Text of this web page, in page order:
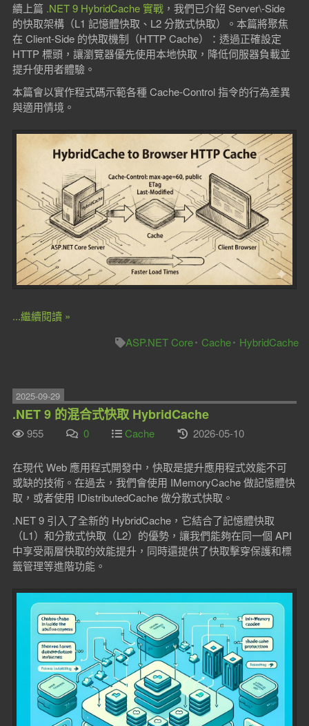
續上篇 .NET 9 HybridCache 實戰，我們已介紹 Server\-Side
的快取架構（L1 記憶體快取、L2 分散式快取）。本篇將聚焦
在 Client-Side 的快取機制（HTTP Cache）：透過正確設定
HTTP 標頭，讓瀏覽器優先使用本地快取，降低伺服器負載並
提升使用者體驗。
本篇會以實作程式碼示範各種 Cache-Control 指令的行為差異
與適用情境。
...繼續閱讀 »
ASP.NET Core
Cache HybridCache
2025-09-29
.NET 9 的混合式快取 HybridCache
955 0 Cache 2026-05-10
在現代 Web 應用程式開發中，快取是提升應用程式效能不可
或缺的技術。在過去，我們會使用 IMemoryCache 做記憶體快
取，或者使用 IDistributedCache 做分散式快取。
.NET 9 引入了全新的 HybridCache，它結合了記憶體快取
（L1）和分散式快取（L2）的優勢，讓我們能夠在同一個 API
中享受兩層快取的效能提升，同時還提供了快取擊穿保護和標
籤管理等進階功能。